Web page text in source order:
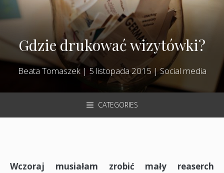
Gdzie drukować wizytówki?
Beata Tomaszek| 5 listopada 2015 |Social media
CATEGORIES
Wczoraj musiałam zrobić mały reaserch